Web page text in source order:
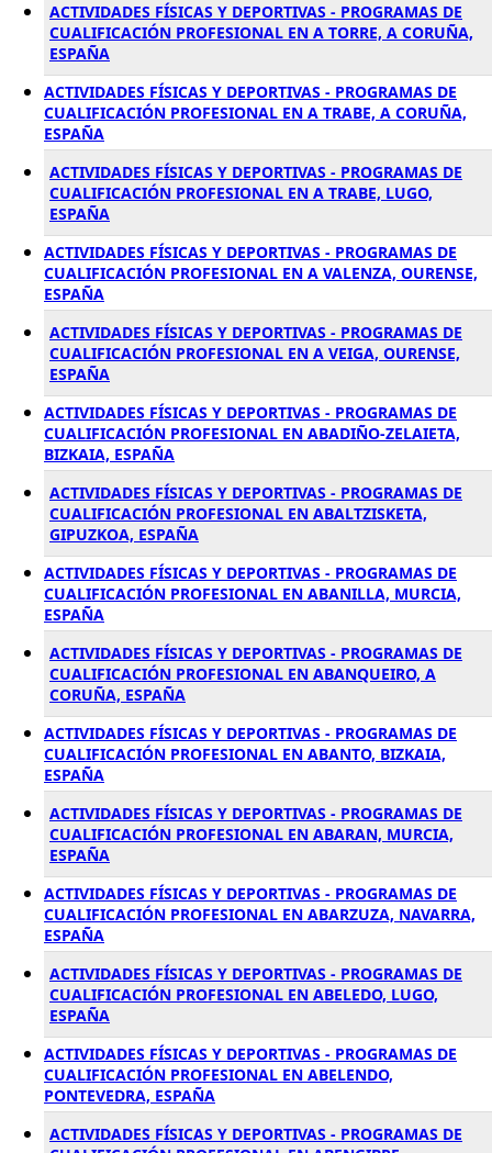
ACTIVIDADES FÍSICAS Y DEPORTIVAS - PROGRAMAS DE
CUALIFICACIÓN PROFESIONAL EN A TORRE, A CORUÑA,
ESPAÑA
ACTIVIDADES FÍSICAS Y DEPORTIVAS - PROGRAMAS DE
CUALIFICACIÓN PROFESIONAL EN A TRABE, A CORUÑA,
ESPAÑA
ACTIVIDADES FÍSICAS Y DEPORTIVAS - PROGRAMAS DE
CUALIFICACIÓN PROFESIONAL EN A TRABE, LUGO,
ESPAÑA
ACTIVIDADES FÍSICAS Y DEPORTIVAS - PROGRAMAS DE
CUALIFICACIÓN PROFESIONAL EN A VALENZA, OURENSE,
ESPAÑA
ACTIVIDADES FÍSICAS Y DEPORTIVAS - PROGRAMAS DE
CUALIFICACIÓN PROFESIONAL EN A VEIGA, OURENSE,
ESPAÑA
ACTIVIDADES FÍSICAS Y DEPORTIVAS - PROGRAMAS DE
CUALIFICACIÓN PROFESIONAL EN ABADIÑO-ZELAIETA,
BIZKAIA, ESPAÑA
ACTIVIDADES FÍSICAS Y DEPORTIVAS - PROGRAMAS DE
CUALIFICACIÓN PROFESIONAL EN ABALTZISKETA,
GIPUZKOA, ESPAÑA
ACTIVIDADES FÍSICAS Y DEPORTIVAS - PROGRAMAS DE
CUALIFICACIÓN PROFESIONAL EN ABANILLA, MURCIA,
ESPAÑA
ACTIVIDADES FÍSICAS Y DEPORTIVAS - PROGRAMAS DE
CUALIFICACIÓN PROFESIONAL EN ABANQUEIRO, A
CORUÑA, ESPAÑA
ACTIVIDADES FÍSICAS Y DEPORTIVAS - PROGRAMAS DE
CUALIFICACIÓN PROFESIONAL EN ABANTO, BIZKAIA,
ESPAÑA
ACTIVIDADES FÍSICAS Y DEPORTIVAS - PROGRAMAS DE
CUALIFICACIÓN PROFESIONAL EN ABARAN, MURCIA,
ESPAÑA
ACTIVIDADES FÍSICAS Y DEPORTIVAS - PROGRAMAS DE
CUALIFICACIÓN PROFESIONAL EN ABARZUZA, NAVARRA,
ESPAÑA
ACTIVIDADES FÍSICAS Y DEPORTIVAS - PROGRAMAS DE
CUALIFICACIÓN PROFESIONAL EN ABELEDO, LUGO,
ESPAÑA
ACTIVIDADES FÍSICAS Y DEPORTIVAS - PROGRAMAS DE
CUALIFICACIÓN PROFESIONAL EN ABELENDO,
PONTEVEDRA, ESPAÑA
ACTIVIDADES FÍSICAS Y DEPORTIVAS - PROGRAMAS DE